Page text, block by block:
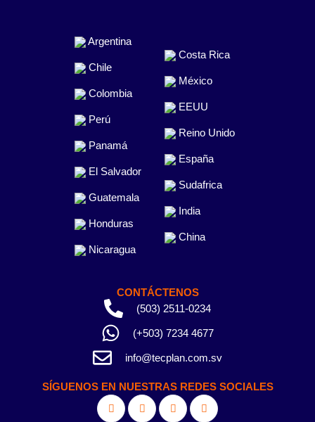
Argentina
Chile
Colombia
Perú
Panamá
El Salvador
Guatemala
Honduras
Nicaragua
Costa Rica
México
EEUU
Reino Unido
España
Sudafrica
India
China
CONTÁCTENOS
(503) 2511-0234
(+503) 7234 4677
info@tecplan.com.sv
SÍGUENOS EN NUESTRAS REDES SOCIALES